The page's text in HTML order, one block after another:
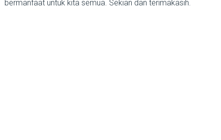
bermanfaat untuk kita semua. Sekian dan terimakasih.